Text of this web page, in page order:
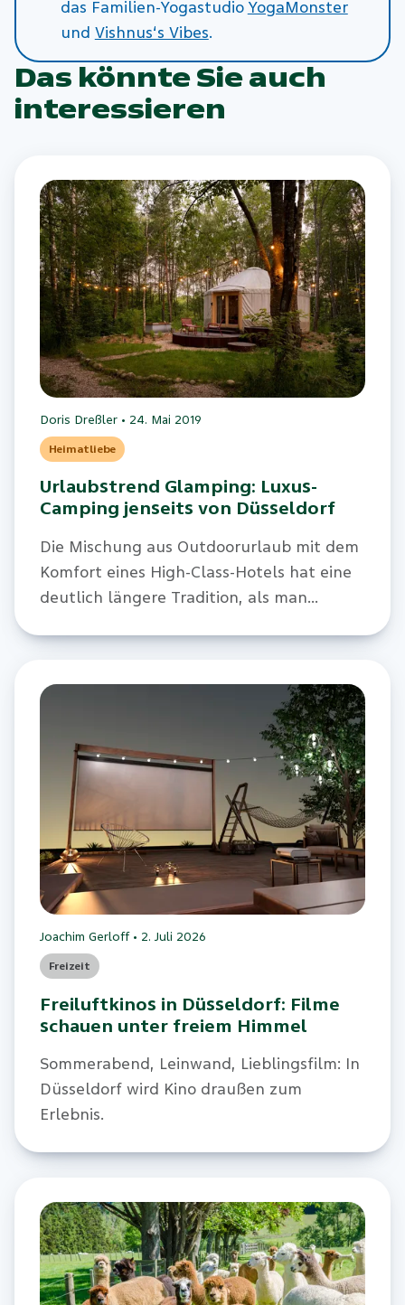
das Familien-Yogastudio YogaMonster
und Vishnus‘s Vibes.
Das könnte Sie auch
interessieren
Doris Dreßler• 24. Mai 2019
Heimatliebe
Urlaubstrend Glamping: Luxus-
Camping jenseits von Düsseldorf
Die Mischung aus Outdoorurlaub mit dem
Komfort eines High-Class-Hotels hat eine
deutlich längere Tradition, als man
Joachim Gerloff• 2. Juli 2026
Freizeit
Freiluftkinos in Düsseldorf: Filme
schauen unter freiem Himmel
Sommerabend, Leinwand, Lieblingsfilm: In
Düsseldorf wird Kino draußen zum
Erlebnis.